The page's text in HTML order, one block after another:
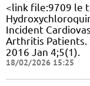
<link file:9709 le
Incident
Arthritis Patients.
2016 Jan 4;5(1).
18/02/2026 15:25